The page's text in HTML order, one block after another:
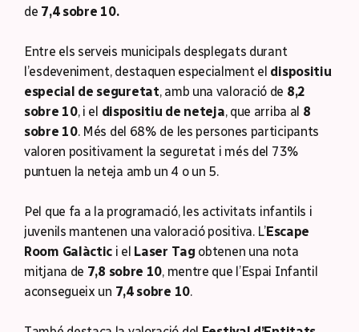
de 7,4 sobre 10.
Entre els serveis municipals desplegats durant
l’esdeveniment, destaquen especialment el dispositiu
especial de seguretat, amb una valoració de 8,2
sobre 10, i el dispositiu de neteja, que arriba al 8
sobre 10. Més del 68% de les persones participants
valoren positivament la seguretat i més del 73%
puntuen la neteja amb un 4 o un 5.
Pel que fa a la programació, les activitats infantils i
juvenils mantenen una valoració positiva. L’Escape
Room Galàctic i el Laser Tagobtenen una nota
mitjana de 7,8 sobre 10, mentre que l’Espai Infantil
aconsegueix un 7,4 sobre 10.